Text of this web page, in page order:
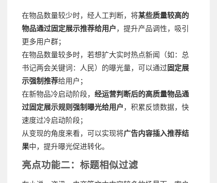
在物品数量较少时，经人工判断，将某些质量较高的
物品通过固定展示推荐给用户，提升产品调性，吸引
更多用户群；
在物品数量较多时，若想扩大实时热点新闻（如：总
书记两会关键词：人民）的曝光量，可以通过 固定展
示强制推荐给用户；
在新物品冷启动阶段， 经运营判断后的高质量物品通
过固定展示规则强制曝光给用户，积累反馈数据，快
速度过冷启动阶段；
从变现的角度来看，可以实现将广告内容插入推荐结
果中，提升曝光促进转化。
亮点功能二：标题相似过滤